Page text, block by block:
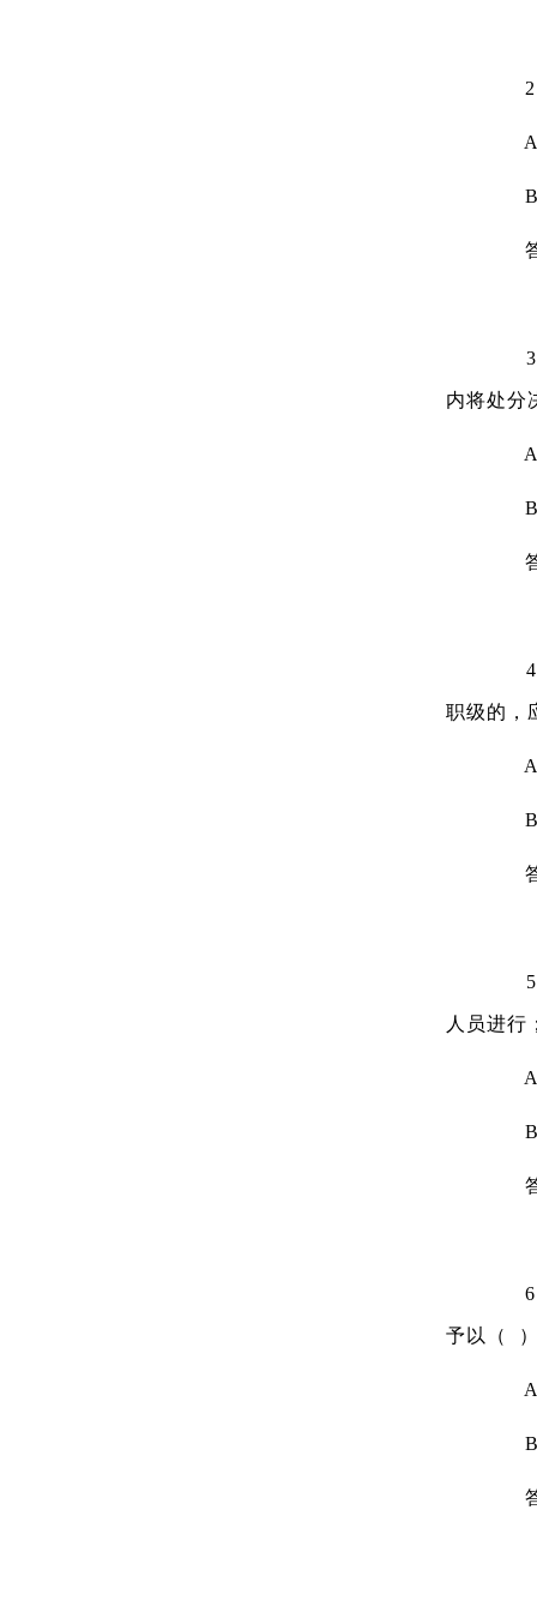
2、
A.
B.
答
3、
内将处分
A.
B.
答
4、
职级的，
A.
B.
答
5、
人员进行
答
6、
予以（ ）
A.
B.
答